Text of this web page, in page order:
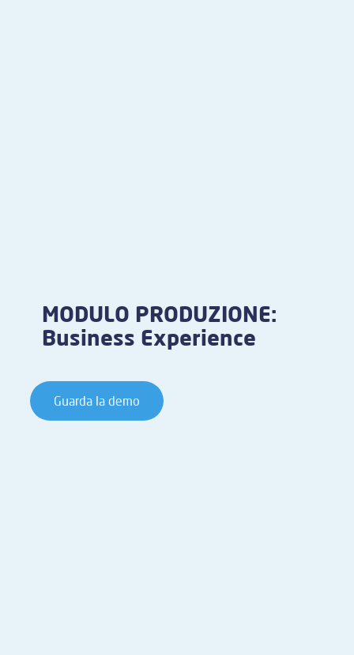
MODULO PRODUZIONE:
Business Experience
Guarda la demo